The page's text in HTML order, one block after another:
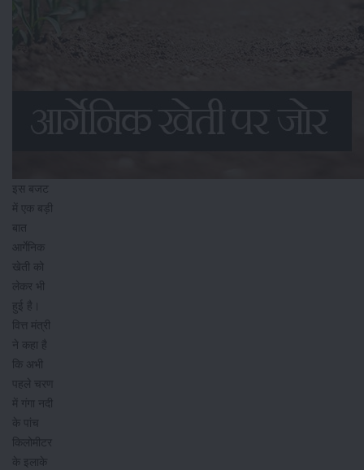
इस बजट
में एक बड़ी
बात
आर्गेनिक
खेती को
लेकर भी
हुई है।
वित्त मंत्री
ने कहा है
कि अभी
पहले चरण
में गंगा नदी
के पांच
किलोमीटर
के इलाके